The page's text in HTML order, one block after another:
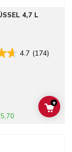
4,7 L
4.7 (174)
ADD
+